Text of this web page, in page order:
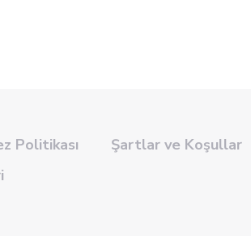
Politikası Şartlar ve Koşullar